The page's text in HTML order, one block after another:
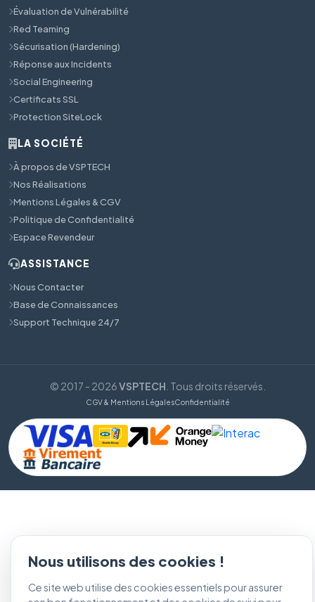
Évaluation de Vulnérabilité
Red Teaming
Sécurisation (Hardening)
Réponse aux Incidents
Social Engineering
Certificats SSL
Protection SiteLock
LA SOCIÉTÉ
À propos de VSPTECH
Nos Réalisations
Mentions Légales & CGV
Politique de Confidentialité
Espace Revendeur
ASSISTANCE
Nous Contacter
Base de Connaissances
Support Technique 24/7
© 2017 - 2026VSPTECH . Tous droits réservés.
CGV & Mentions LégalesConfidentialité
Nous utilisons des cookies !
Ce site web utilise des cookies essentiels pour assurer